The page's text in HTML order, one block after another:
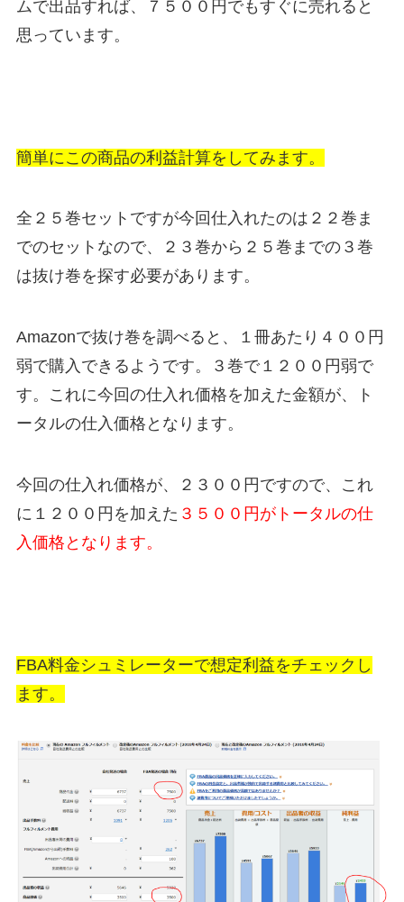
ムで出品すれば、７５００円でもすぐに売れると
思っています。
簡単にこの商品の利益計算をしてみます。
全２５巻セットですが今回仕入れたのは２２巻ま
でのセットなので、２３巻から２５巻までの３巻
は抜け巻を探す必要があります。
Amazonで抜け巻を調べると、１冊あたり４００円
弱で購入できるようです。３巻で１２００円弱で
す。これに今回の仕入れ価格を加えた金額が、ト
ータルの仕入価格となります。
今回の仕入れ価格が、２３００円ですので、これ
に１２００円を加えた ３５００円がトータルの仕
入価格となります。
FBA料金シュミレーターで想定利益をチェックし
ます。